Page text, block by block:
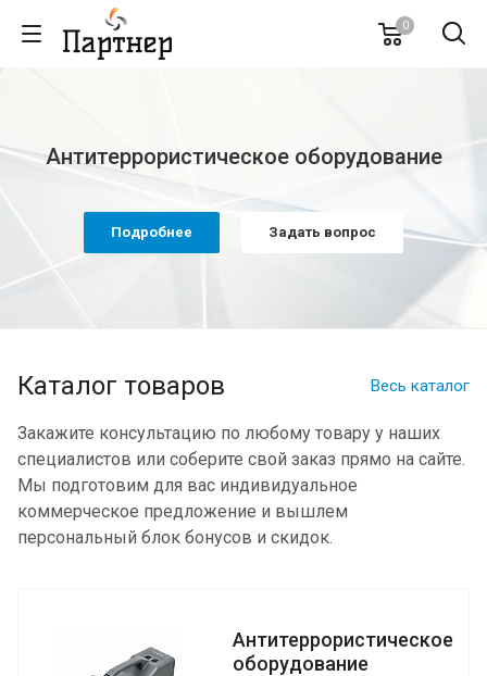
0
Антитеррористическое оборудование
Подробнее Задать вопрос
Весь каталог
Каталог товаров
Закажите консультацию по любому товару у наших
специалистов или соберите свой заказ прямо на сайте.
Мы подготовим для вас индивидуальное
коммерческое предложение и вышлем
персональный блок бонусов и скидок.
Антитеррористическое
оборудование